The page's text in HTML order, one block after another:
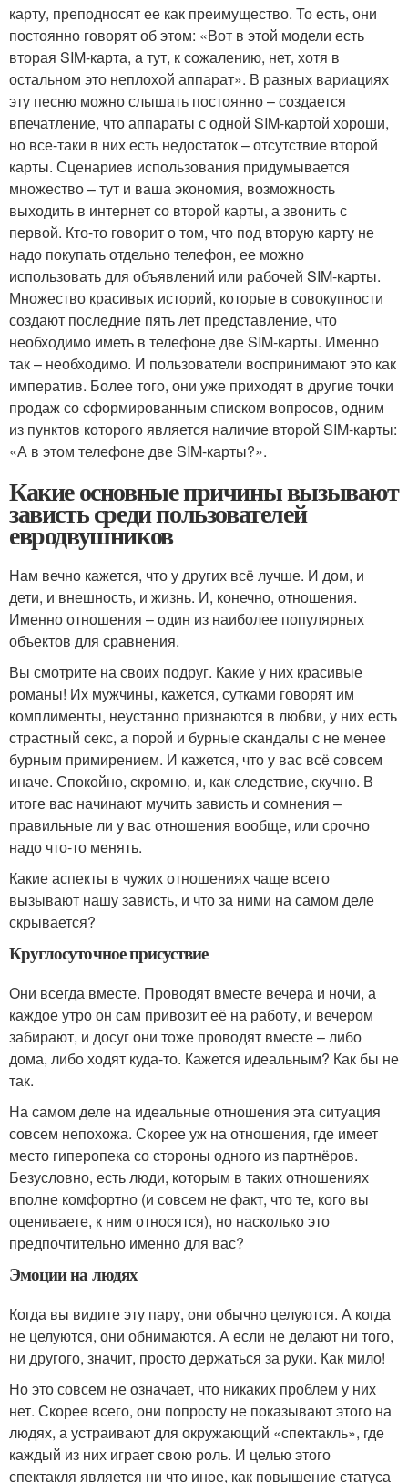
карту, преподносят ее как преимущество. То есть, они
постоянно говорят об этом: «Вот в этой модели есть
вторая SIM-карта, а тут, к сожалению, нет, хотя в
остальном это неплохой аппарат». В разных вариациях
эту песню можно слышать постоянно – создается
впечатление, что аппараты с одной SIM-картой хороши,
но все-таки в них есть недостаток – отсутствие второй
карты. Сценариев использования придумывается
множество – тут и ваша экономия, возможность
выходить в интернет со второй карты, а звонить с
первой. Кто-то говорит о том, что под вторую карту не
надо покупать отдельно телефон, ее можно
использовать для объявлений или рабочей SIM-карты.
Множество красивых историй, которые в совокупности
создают последние пять лет представление, что
необходимо иметь в телефоне две SIM-карты. Именно
так – необходимо. И пользователи воспринимают это как
императив. Более того, они уже приходят в другие точки
продаж со сформированным списком вопросов, одним
из пунктов которого является наличие второй SIM-карты:
«А в этом телефоне две SIM-карты?».
Какие основные причины вызывают
зависть среди пользователей
евродвушников
Нам вечно кажется, что у других всё лучше. И дом, и
дети, и внешность, и жизнь. И, конечно, отношения.
Именно отношения – один из наиболее популярных
объектов для сравнения.
Вы смотрите на своих подруг. Какие у них красивые
романы! Их мужчины, кажется, сутками говорят им
комплименты, неустанно признаются в любви, у них есть
страстный секс, а порой и бурные скандалы с не менее
бурным примирением. И кажется, что у вас всё совсем
иначе. Спокойно, скромно, и, как следствие, скучно. В
итоге вас начинают мучить зависть и сомнения –
правильные ли у вас отношения вообще, или срочно
надо что-то менять.
Какие аспекты в чужих отношениях чаще всего
вызывают нашу зависть, и что за ними на самом деле
скрывается?
Круглосуточное присуствие
Они всегда вместе. Проводят вместе вечера и ночи, а
каждое утро он сам привозит её на работу, и вечером
забирают, и досуг они тоже проводят вместе – либо
дома, либо ходят куда-то. Кажется идеальным? Как бы не
так.
На самом деле на идеальные отношения эта ситуация
совсем непохожа. Скорее уж на отношения, где имеет
место гиперопека со стороны одного из партнёров.
Безусловно, есть люди, которым в таких отношениях
вполне комфортно (и совсем не факт, что те, кого вы
оцениваете, к ним относятся), но насколько это
предпочтительно именно для вас?
Эмоции на людях
Когда вы видите эту пару, они обычно целуются. А когда
не целуются, они обнимаются. А если не делают ни того,
ни другого, значит, просто держаться за руки. Как мило!
Но это совсем не означает, что никаких проблем у них
нет. Скорее всего, они попросту не показывают этого на
людях, а устраивают для окружающий «спектакль», где
каждый из них играет свою роль. И целью этого
спектакля является ни что иное, как повышение статуса